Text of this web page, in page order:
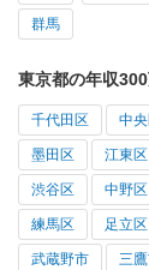
群馬
東京都の年収
千代田区 中
墨田区 江東区
渋谷区 中野区
練馬区 足立区
武蔵野市 三